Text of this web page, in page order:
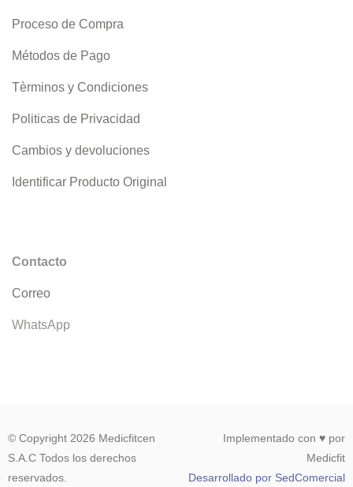
Proceso de Compra
Métodos de Pago
Tèrminos y Condiciones
Politicas de Privacidad
Cambios y devoluciones
Identificar Producto Original
Contacto
Correo
WhatsApp
© Copyright 2026 Medicfitcen
S.A.C Todos los derechos
reservados.
Implementado con ♥ por
Medicfit
Desarrollado por SedComercial